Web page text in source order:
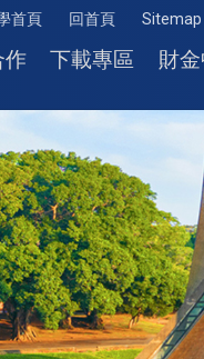
首頁 回首頁 Sitemap
作 下載專區 財